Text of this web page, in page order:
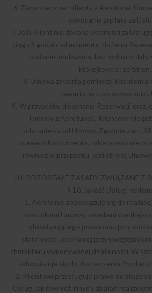
6. Zawarcie przez Klienta z Aerotunel
dokonania zapłaty za
7. Jeśli Klient nie dokona płatności za
ciągu 3 godzin od momentu złożenia
zostanie anulowana, bez żadnych
którejkolwiek ze Stron.
8. Umowa zawarta pomiędzy Klientem
zawarta na czas wykonania
9. W przypadku dokonania Rezerwacji oraz
Umowy z Aerotunel), Klientowi nie
odstąpienia od Umowy. Zgodnie z art.
prawach konsumenta, takie prawo nie
również w przypadku, jeśli stroną
III. POZOSTAŁE ZASADY ZWIĄZANE Z
§ 10. Jakość Usług;
1. Aerotunel zobowiązuje się do
warunkami Umowy, zasadami
obowiązującego prawa oraz przy
staranności, ocenianej przy
charakteru wykonywanej działalności. W
zobowiązuje się do dostarczenia
2. Klientowi przysługuje prawo do
Usług, jak również innych działań